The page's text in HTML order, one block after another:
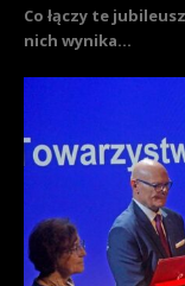
Co łączy te
nich wynika...